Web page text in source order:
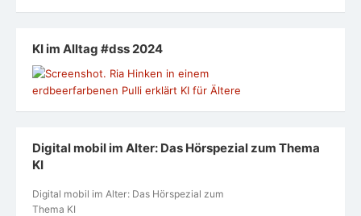
KI im Alltag #dss 2024
Digital mobil im Alter: Das Hörspezial zum Thema
KI
Digital mobil im Alter: Das Hörspezial zum
Thema KI